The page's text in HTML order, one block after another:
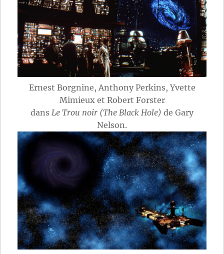
Ernest Borgnine, Anthony Perkins, Yvette
Mimieux et Robert Forster
dans Le Trou noir (The Black Hole) de Gary
Nelson.